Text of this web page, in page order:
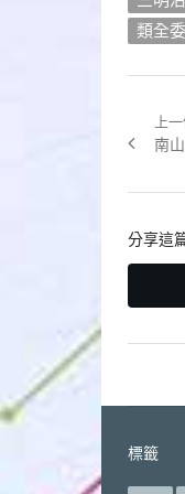
類全委
覽
上
南
分享這
標籤